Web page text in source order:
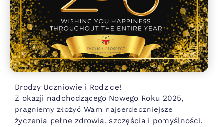
Drodzy Uczniowie i Rodzice!
Z okazji nadchodzącego Nowego Roku 2025,
pragniemy złożyć Wam najserdeczniejsze
życzenia pełne zdrowia, szczęścia i pomyślności.